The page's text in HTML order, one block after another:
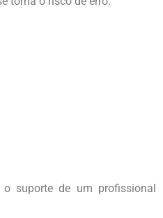
suporte de um profissional